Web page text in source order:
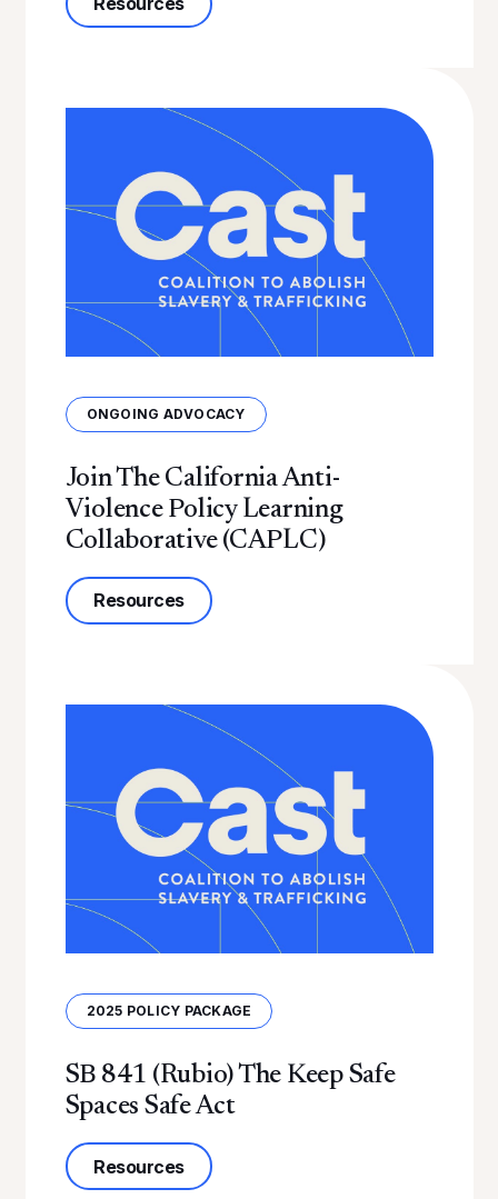
ONGOING ADVOCACY
Join The California Anti-
Violence Policy Learning
Collaborative (CAPLC)
Resourcesabout Join the California Anti-
2025 POLICY PACKAGE
SB 841 (Rubio) The Keep Safe
Spaces Safe Act
Resourcesabout SB 841 (Rubio) The Keep Safe